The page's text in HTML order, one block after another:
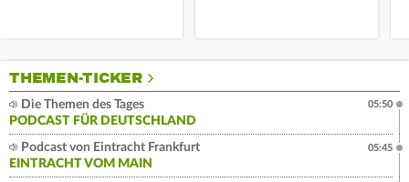
THEMEN-TICKER
Die Themen des Tages
PODCAST FÜR DEUTSCHLAND
05:50
Podcast von Eintracht Frankfurt
EINTRACHT VOM MAIN
05:45